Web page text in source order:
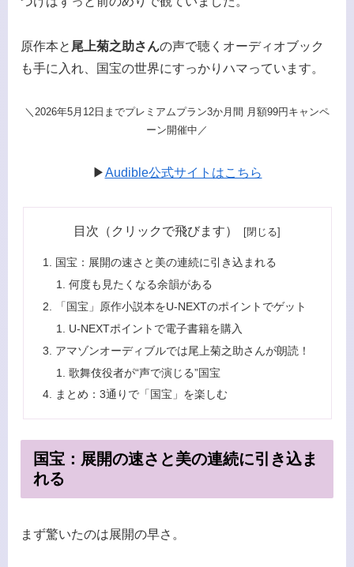
原作本と 尾上菊之助さんの声で聴くオーディオブック
も手に入れ、国宝の世界にすっかりハマっています。
＼2026年5月12日までプレミアムプラン3か月間 月額99円キャンペ
ーン開催中／
▶Audible公式サイトはこちら
目次（クリックで飛びます）
国宝：展開の速さと美の連続に引き込まれる
何度も見たくなる余韻がある
「国宝」原作小説本をU-NEXTのポイントでゲット
U-NEXTポイントで電子書籍を購入
アマゾンオーディブルでは尾上菊之助さんが朗読！
歌舞伎役者が“声で演じる”国宝
まとめ：3通りで「国宝」を楽しむ
国宝：展開の速さと美の連続に引き込ま
れる
まず驚いたのは展開の早さ。